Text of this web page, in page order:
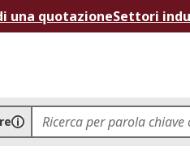
una quotazioneSettori